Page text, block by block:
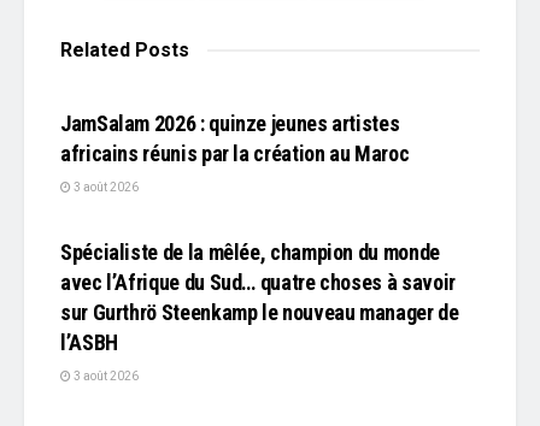
Related Posts
JamSalam 2026 : quinze jeunes artistes
africains réunis par la création au Maroc
3 août 2026
Spécialiste de la mêlée, champion du monde
avec l’Afrique du Sud… quatre choses à savoir
sur Gurthrö Steenkamp le nouveau manager de
l’ASBH
3 août 2026